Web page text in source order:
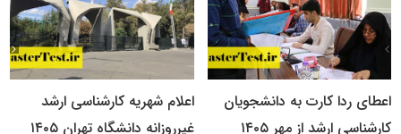
اعطای ردا کارت به دانشجویان
کارشناسی ارشد از مهر ۱۴۰۵
اعلام شهریه کارشناسی ارشد
غیرروزانه دانشگاه تهران ۱۴۰۵